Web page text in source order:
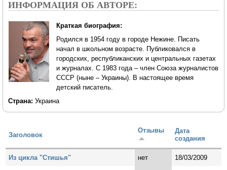
ИНФОРМАЦИЯ ОБ АВТОРЕ:
Краткая биография:
Родился в 1954 году в городе Нежине. Писать
начал в школьном возрасте. Публиковался в
городских, республиканских и центральных газетах
и журналах. С 1983 года – член Союза журналистов
СССР (ныне – Украины). В настоящее время
детский писатель.
Страна: Украина
Заголовок
Отзывы
Дата
создания
Из цикла "Стишья" нет 18/03/2009